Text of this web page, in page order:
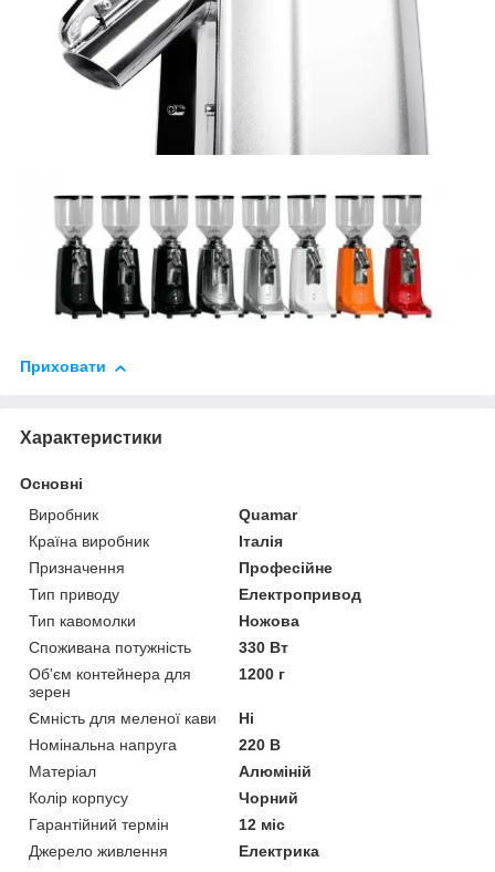
Приховати
Характеристики
Основні
Виробник
Quamar
Країна виробник
Італія
Призначення
Професійне
Тип приводу
Електропривод
Тип кавомолки
Ножова
Споживана потужність
330 Вт
Об'єм контейнера для
зерен
1200 г
Ємність для меленої кави
Ні
Номінальна напруга
220 В
Матеріал
Алюміній
Колір корпусу
Чорний
Гарантійний термін
12 міс
Джерело живлення
Електрика